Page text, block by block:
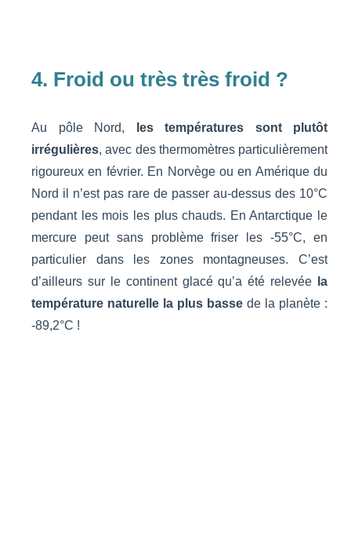
4. Froid ou très très froid ?
Au pôle Nord,
les températures sont plutôt
irrégulières, avec des thermomètres particulièrement
rigoureux en février. En Norvège ou en Amérique du
Nord il n’est pas rare de passer au-dessus des 10°C
pendant les mois les plus chauds. En Antarctique le
mercure peut sans problème friser les -55°C, en
particulier dans les zones montagneuses. C’est
d’ailleurs sur le continent glacé qu’a été relevée
la
température naturelle la plus basse de la planète :
-89,2°C !